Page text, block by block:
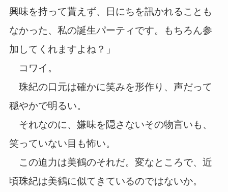
興味を持って貰えず、日にちを訊かれることも
なかった、私の誕生パーティです。もちろん参
加してくれますよね？」
コワイ。
珠紀の口元は確かに笑みを形作り、声だって
穏やかで明るい。
それなのに、嫌味を隠さないその物言いも、
笑っていない目も怖い。
この迫力は美鶴のそれだ。変なところで、近
頃珠紀は美鶴に似てきているのではないか。